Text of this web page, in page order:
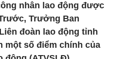
nhân lao động được
Trưởng Ban
đoàn lao động tỉnh
một số điểm chính của